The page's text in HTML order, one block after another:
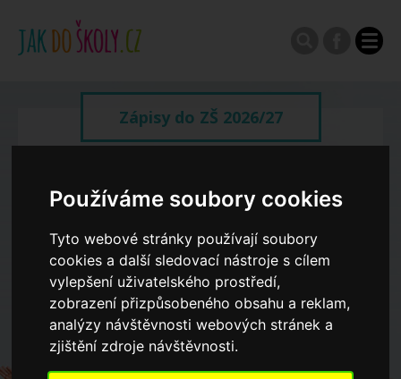
Používáme soubory cookies
Tyto webové stránky používají soubory
cookies a další sledovací nástroje s cílem
vylepšení uživatelského prostředí,
zobrazení přizpůsobeného obsahu a reklam,
analýzy návštěvnosti webových stránek a
zjištění zdroje návštěvnosti.
Zápisy do ZŠ 2026/27
Spádové oblasti ZŠ
Koncepce školství
Dny otevřených dveří ZŠ